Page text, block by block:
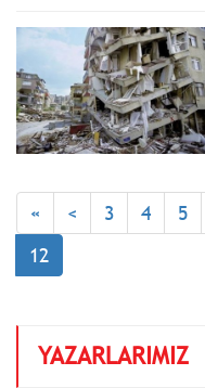
« < 3 4 5
12
YAZARLARIMIZ